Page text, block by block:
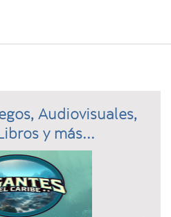
Audiovisuales,
y más...